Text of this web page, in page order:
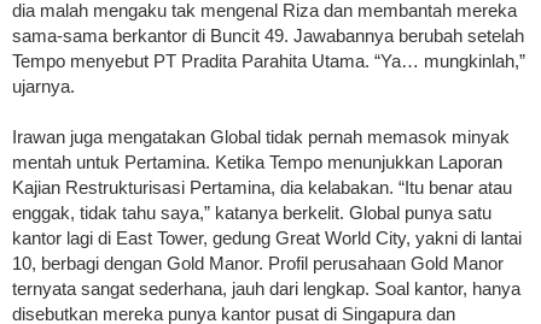
dia malah mengaku tak mengenal Riza dan membantah mereka
sama-sama berkantor di Buncit 49. Jawabannya berubah setelah
Tempo menyebut PT Pradita Parahita Utama. “Ya… mungkinlah,”
ujarnya.
Irawan juga mengatakan Global tidak pernah memasok minyak
mentah untuk Pertamina. Ketika Tempo menunjukkan Laporan
Kajian Restrukturisasi Pertamina, dia kelabakan. “Itu benar atau
enggak, tidak tahu saya,” katanya berkelit. Global punya satu
kantor lagi di East Tower, gedung Great World City, yakni di lantai
10, berbagi dengan Gold Manor. Profil perusahaan Gold Manor
ternyata sangat sederhana, jauh dari lengkap. Soal kantor, hanya
disebutkan mereka punya kantor pusat di Singapura dan